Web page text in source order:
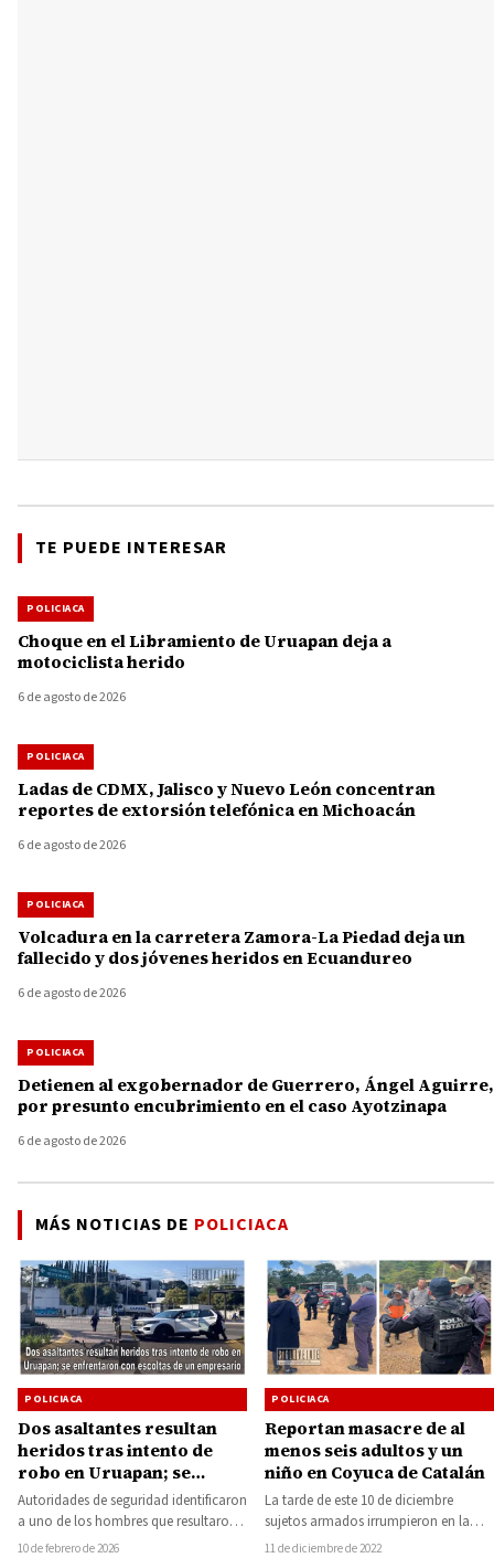
TE PUEDE INTERESAR
POLICIACA
Choque en el Libramiento de Uruapan deja a
motociclista herido
6 de agosto de 2026
POLICIACA
Ladas de CDMX, Jalisco y Nuevo León concentran
reportes de extorsión telefónica en Michoacán
6 de agosto de 2026
POLICIACA
Volcadura en la carretera Zamora-La Piedad deja un
fallecido y dos jóvenes heridos en Ecuandureo
6 de agosto de 2026
POLICIACA
Detienen al exgobernador de Guerrero, Ángel Aguirre,
por presunto encubrimiento en el caso Ayotzinapa
6 de agosto de 2026
MÁS NOTICIAS DE POLICIACA
POLICIACA
Dos asaltantes resultan
heridos tras intento de
robo en Uruapan; se
enfrentaron con escoltas
de un empresario
Autoridades de seguridad identificaron
a uno de los hombres que resultaron
heridos por impactos de arma de
10 de febrero de 2026
POLICIACA
Reportan masacre de al
menos seis adultos y un
niño en Coyuca de Catalán
La tarde de este 10 de diciembre
sujetos armados irrumpieron en la
comunidad de El Durazno, en la…
11 de diciembre de 2022